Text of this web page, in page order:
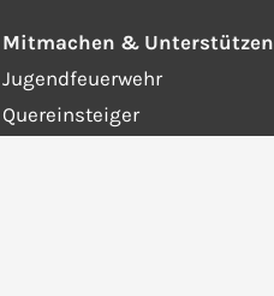
Mitmachen & Unterstützen
Jugendfeuerwehr
Quereinsteiger